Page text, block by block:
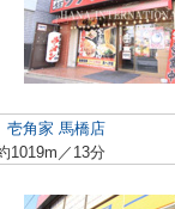
壱角家 馬橋店
1019m／13分